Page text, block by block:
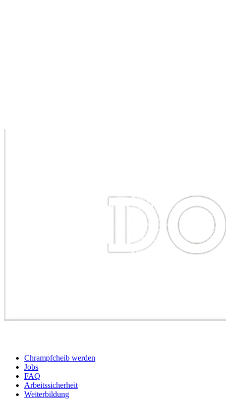
Chrampfcheib werden
Jobs
FAQ
Arbeitssicherheit
Weiterbildung